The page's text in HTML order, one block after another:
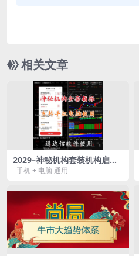
相关文章
2029–神秘机构套装机构启动
短线指标公式筹码监控资金动
手机 + 电脑 通用